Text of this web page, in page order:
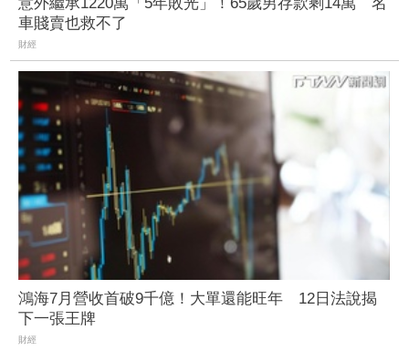
意外繼承1220萬「5年敗光」！65歲男存款剩14萬 名
車賤賣也救不了
財經
鴻海7月營收首破9千億！大單還能旺年 12日法說揭
下一張王牌
財經